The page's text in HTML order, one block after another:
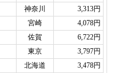
に実家にちょっと菓
ありました！
せてました～